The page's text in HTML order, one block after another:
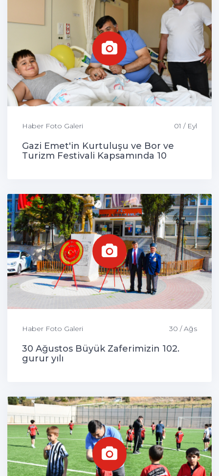
Haber Foto Galeri 01 / Eyl
Gazi Emet'in Kurtuluşu ve Bor ve
Turizm Festivali Kapsamında 10
Haber Foto Galeri 30 / Ağs
30 Ağustos Büyük Zaferimizin 102.
gurur yılı